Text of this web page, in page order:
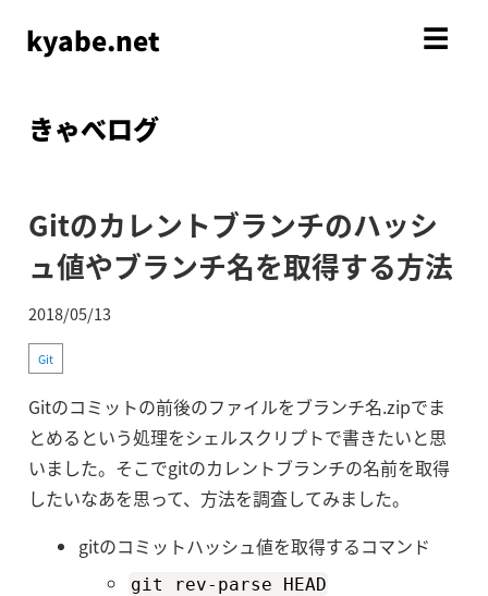
kyabe.net ☰
きゃべログ
Gitのカレントブランチのハッシ
ュ値やブランチ名を取得する方法
2018/05/13
Git
Gitのコミットの前後のファイルをブランチ名.zipでま
とめるという処理をシェルスクリプトで書きたいと思
いました。そこでgitのカレントブランチの名前を取得
したいなあを思って、方法を調査してみました。
gitのコミットハッシュ値を取得するコマンド
git rev-parse HEAD